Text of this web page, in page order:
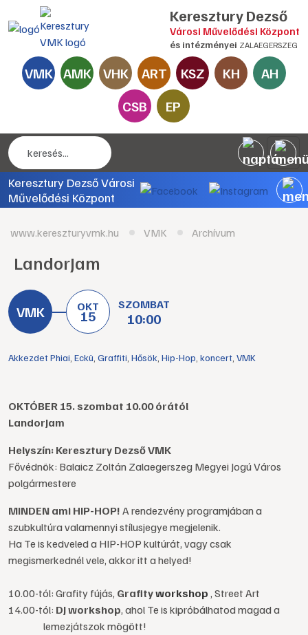
Keresztury Dezső
Városi Művelődési Központ
és intézményei ZALAEGERSZEG
VMK AMK VHK ART KSZ KH
AH
CSB
EP
Keresztury Dezső Városi
Művelődési Központ
www.kereszturyvmk.hu VMK Archívum
LandorJam
OKT
15
SZOMBAT
10:00
Akkezdet Phiai Eckü Graffiti Hősök Hip-Hop koncert VMK
OKTÓBER 15. szombat 10.00 órától
LandorJam
Helyszín: Keresztury Dezső VMK
Fővédnök: Balaicz Zoltán Zalaegerszeg Megyei Jogú Város
polgármestere
MINDEN ami HIP-HOP! A rendezvény programjában a
szubkultúra valamennyi stílusjegye megjelenik.
Ha Te is kedveled a HIP-HOP kultúrát, vagy csak
megismerkednél vele, akkor itt a helyed!
10.00-tól: Grafity fújás, Grafityworkshop , Street Art
14.00-tól: DJ workshop, ahol Te is kipróbálhatod magad a
lemezjátszok mögött!